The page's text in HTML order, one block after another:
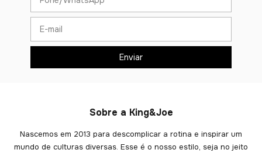
Sobre a King&Joe
Nascemos em 2013 para descomplicar a rotina e inspirar um
mundo de culturas diversas. Esse é o nosso estilo, seja no jeito